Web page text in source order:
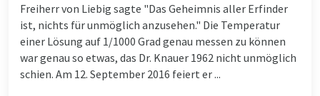
Freiherr von Liebig sagte "Das Geheimnis aller Erfinder
ist, nichts für unmöglich anzusehen." Die Temperatur
einer Lösung auf 1/1000 Grad genau messen zu können
war genau so etwas, das Dr. Knauer 1962 nicht unmöglich
schien. Am 12. September 2016 feiert er ...